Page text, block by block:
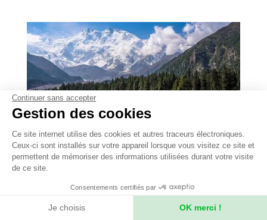
Le tour du Nanga Parbat
Continuer sans accepter
Gestion des cookies
Ce site internet utilise des cookies et autres traceurs électroniques.
Ceux-ci sont installés sur votre appareil lorsque vous visitez ce site et
permettent de mémoriser des informations utilisées durant votre visite
de ce site.
Consentements certifiés par
Je choisis OK merci !